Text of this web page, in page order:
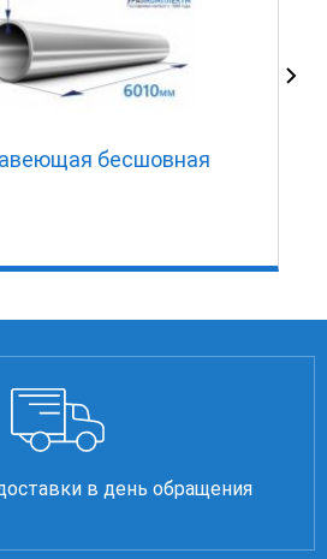
бесшовная
в день обращения